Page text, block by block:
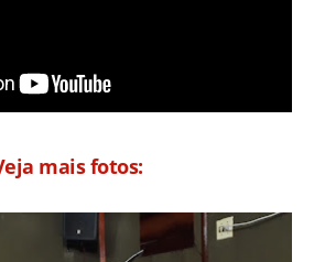
mais fotos: